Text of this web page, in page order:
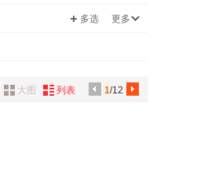
多选 更多
1/12
大图 列表